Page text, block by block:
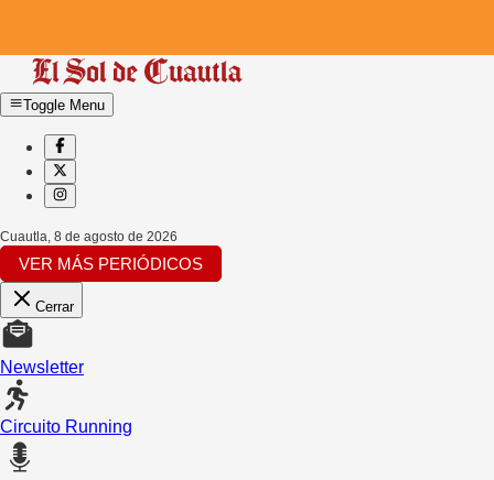
Toggle Menu
Cuautla, 8 de agosto de 2026
VER MÁS PERIÓDICOS
Cerrar
Newsletter
Circuito Running